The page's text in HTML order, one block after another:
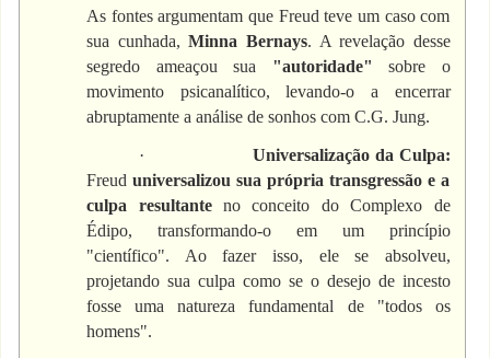
As fontes argumentam que Freud teve um caso com
sua cunhada,Minna Bernays. A revelação desse
segredo ameaçou sua "autoridade"
sobre o
movimento psicanalítico, levando-o a encerrar
abruptamente a análise de sonhos com C.G. Jung.
·
Universalização da Culpa:
Freuduniversalizou sua própria transgressão e a
culpa resultanteno conceito do Complexo de
Édipo, transformando-o em um princípio
"científico". Ao fazer isso, ele se absolveu,
projetando sua culpa como se o desejo de incesto
fosse uma natureza fundamental de "todos os
homens".